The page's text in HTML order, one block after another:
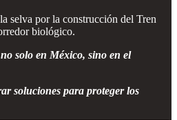
selva por la construcción del Tren
biológico.
solo en México, sino en el
soluciones para proteger los